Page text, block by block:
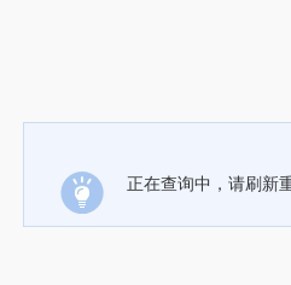
正在查询中，请刷新